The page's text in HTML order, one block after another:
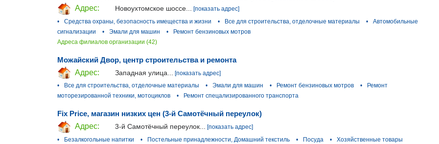
Адрес:
Новоухтомское шоссе...
[показать адрес]
•
Средства охраны, безопасность имещества и жизни • Все для строительства, отделочные материалы •
Автомобильные
сигнализации
• Эмали для машин •
Ремонт бензиновых мотров
Адреса филиалов организации (42)
Можайский Двор, центр строительства и ремонта
Адрес:
Западная улица...
[показать адрес]
•
Все для строительства, отделочные материалы • Эмали для машин • Ремонт бензиновых мотров •
Ремонт
моторезированной техники, мотоциклов
• Ремонт спецализированного транспорта
Fix Price, магазин низких цен (3-й Самотёчный переулок)
Адрес:
3-й Самотёчный переулок... [показать адрес]
•
Безалкогольные напитки • Постельные принадлежности, Домашний текстиль • Посуда •
Хозяйственные товары